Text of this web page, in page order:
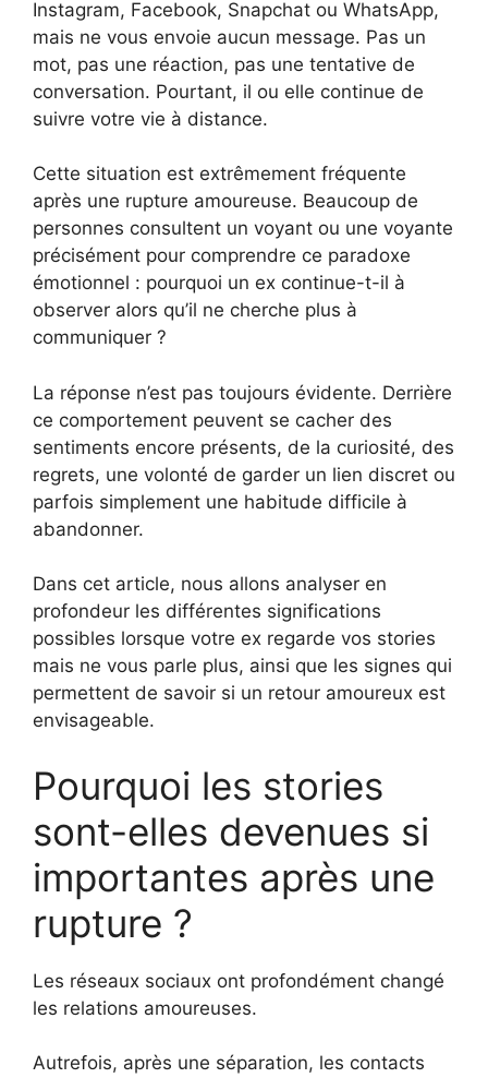
Instagram, Facebook, Snapchat ou WhatsApp,
mais ne vous envoie aucun message. Pas un
mot, pas une réaction, pas une tentative de
conversation. Pourtant, il ou elle continue de
suivre votre vie à distance.
Cette situation est extrêmement fréquente
après une rupture amoureuse. Beaucoup de
personnes consultent un voyant ou une voyante
précisément pour comprendre ce paradoxe
émotionnel : pourquoi un ex continue-t-il à
observer alors qu’il ne cherche plus à
communiquer ?
La réponse n’est pas toujours évidente. Derrière
ce comportement peuvent se cacher des
sentiments encore présents, de la curiosité, des
regrets, une volonté de garder un lien discret ou
parfois simplement une habitude difficile à
abandonner.
Dans cet article, nous allons analyser en
profondeur les différentes significations
possibles lorsque votre ex regarde vos stories
mais ne vous parle plus, ainsi que les signes qui
permettent de savoir si un retour amoureux est
envisageable.
Pourquoi les stories
sont-elles devenues si
importantes après une
rupture ?
Les réseaux sociaux ont profondément changé
les relations amoureuses.
Autrefois, après une séparation, les contacts